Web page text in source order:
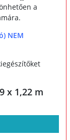
a
NEM
x 1,22 m